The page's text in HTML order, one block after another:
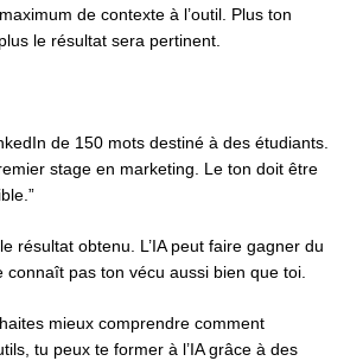
de contexte à l’outil. Plus ton
le résultat sera pertinent.
de 150 mots destiné à des étudiants.
stage en marketing. Le ton doit être
résultat obtenu. L’IA peut faire gagner du
connaît pas ton vécu aussi bien que toi.
mieux comprendre comment
tu peux te former à l’IA grâce à des